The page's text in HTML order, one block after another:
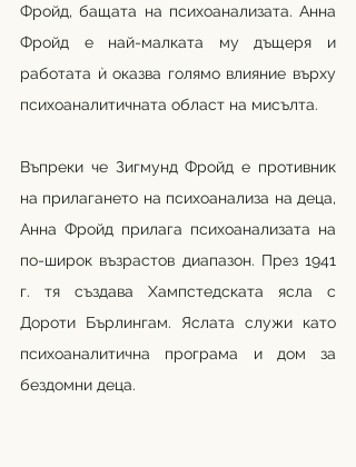
Фройд, бащата на психоанализата. Анна
Фройд е най-малката му дъщеря и
работата ѝ оказва голямо влияние върху
психоаналитичната област на мисълта.
Въпреки че Зигмунд Фройд е противник
на прилагането на психоанализа на деца,
Анна Фройд прилага психоанализата на
по-широк възрастов диапазон. През 1941
г. тя създава Хампстедската ясла с
Дороти Бърлингам. Яслата служи като
психоаналитична програма и дом за
бездомни деца.